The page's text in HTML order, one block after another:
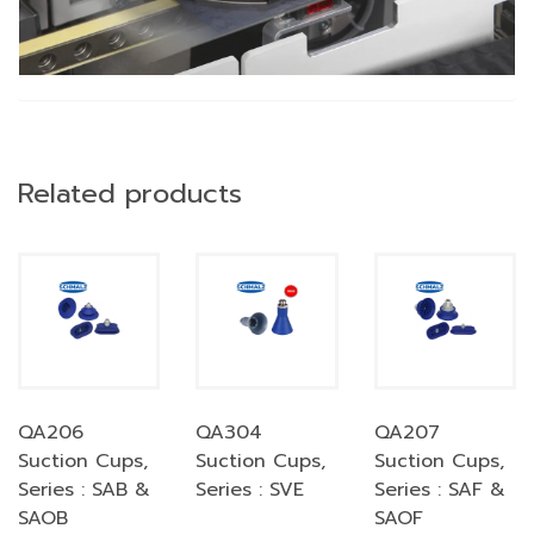
Related products
QA206
Suction Cups,
Series : SAB &
SAOB
QA304
Suction Cups,
Series : SVE
QA207
Suction Cups,
Series : SAF &
SAOF